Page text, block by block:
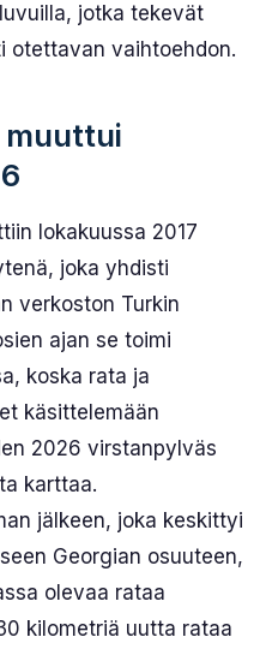
jotka tekevät
otettavan vaihtoehdon.
muuttui
lokakuussa 2017
joka yhdisti
verkoston Turkin
ajan se toimi
koska rata ja
käsittelemään
2026 virstanpylväs
karttaa.
jälkeen, joka keskittyi
Georgian osuuteen,
olevaa rataa
kilometriä uutta rataa